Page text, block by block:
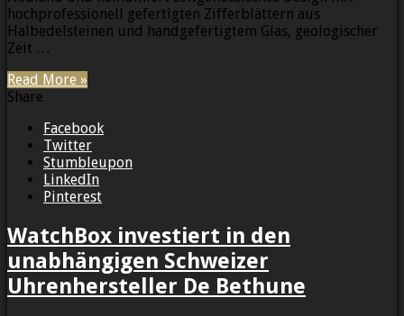
hochprofessionell gefertigten Zifferblättern aus
Halbedelsteinen und handgefertigtem Glas, geologischer
Zeit …
Read More »
Share
Facebook
Twitter
Stumbleupon
LinkedIn
Pinterest
WatchBox investiert in den
unabhängigen Schweizer
Uhrenhersteller De Bethune